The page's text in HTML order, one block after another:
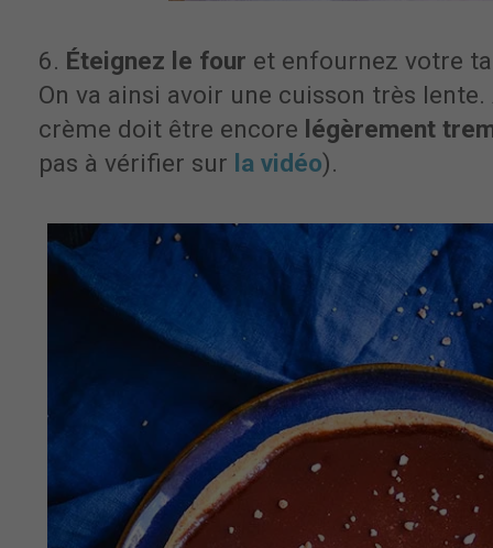
6. Éteignez le four et enfournez votre
On va ainsi avoir une cuisson très
crème doit être encore légèrement
pas à vérifier sur la vidéo).